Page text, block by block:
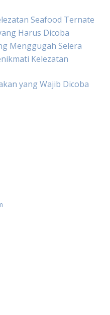
Seafood Ternate
Harus Dicoba
Menggugah Selera
Kelezatan
yang Wajib Dicoba